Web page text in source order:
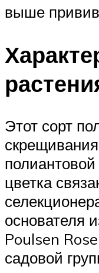
выше
Этот сорт
цветка
основателя
Poulsen
садовой